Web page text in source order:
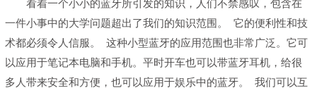
看着一个小小的蓝牙所引发的知识，人们不禁感叹，包含在
一件小事中的大学问题超出了我们的知识范围。 它的便利性和技
术都必须令人信服。 这种小型蓝牙的应用范围也非常广泛。它可
以应用于笔记本电脑和手机。平时开车也可以带蓝牙耳机，给很
多人带来安全和方便，也可以应用于娱乐中的蓝牙。 我们可以互